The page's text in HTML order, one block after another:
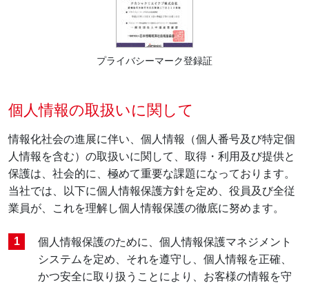
简体中文Tiếng Việt
プライバシーマーク登録証
個人情報の取扱いに関して
情報化社会の進展に伴い、個人情報（個人番号及び特定個
人情報を含む）の取扱いに関して、取得・利用及び提供と
保護は、社会的に、極めて重要な課題になっております。
当社では、以下に個人情報保護方針を定め、役員及び全従
業員が、これを理解し個人情報保護の徹底に努めます。
個人情報保護のために、個人情報保護マネジメント
システムを定め、それを遵守し、個人情報を正確、
かつ安全に取り扱うことにより、お客様の情報を守